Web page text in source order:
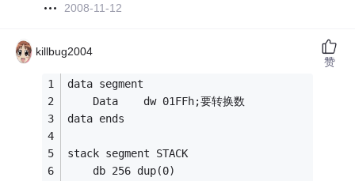
2008-11-12
killbug2004
data segment
	Data 	dw 01FFh;要转换数
data ends
stack segment STACK
	db 256 dup(0)
赞